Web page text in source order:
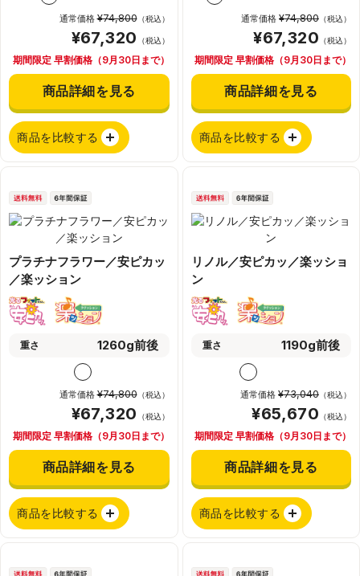
通常価格¥74,800（税込）
¥67,320 （税込）
期間限定 早割価格（9月30日まで）
商品詳細を見る
商品を比較する
通常価格 ¥74,800 （税込）
¥67,320 （税込）
期間限定 早割価格（9月30日まで）
商品詳細を見る
商品を比較する
プラチナフラワー／安ピカッ
／楽ッション
重さ 1260g前後
通常価格¥74,800（税込）
¥67,320 （税込）
期間限定 早割価格（9月30日まで）
商品詳細を見る
商品を比較する
リノル／安ピカッ／楽ッショ
ン
重さ 1190g前後
通常価格 ¥73,040 （税込）
¥65,670 （税込）
期間限定 早割価格（9月30日まで）
商品詳細を見る
商品を比較する